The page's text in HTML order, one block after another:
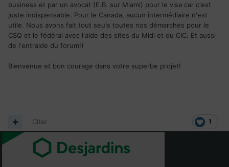
business et par un avocat (E.B. sur Miami) pour le visa car c'est
juste indispensable. Pour le Canada, aucun intermédiaire n'est
utile. Nous avons fait tout seuls toutes nos démarches pour le
CSQ et le fédéral avec l'aide des sites du Midi et du CIC. Et aussi
de l'entraide du forum!)
Bienvenue et bon courage dans votre superbe projet!
1
Citer